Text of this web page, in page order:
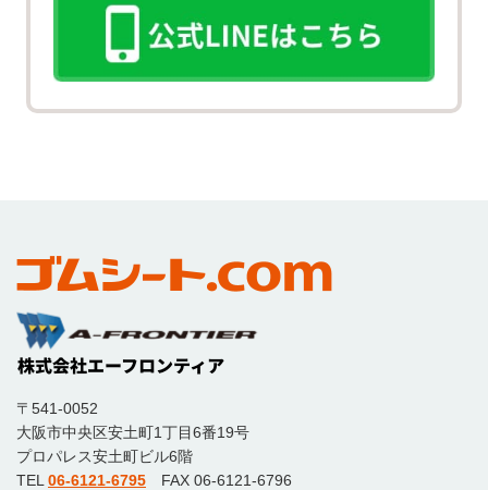
〒541-0052
大阪市中央区安土町1丁目6番19号
プロパレス安土町ビル6階
TEL 06-6121-6795 FAX 06-6121-6796